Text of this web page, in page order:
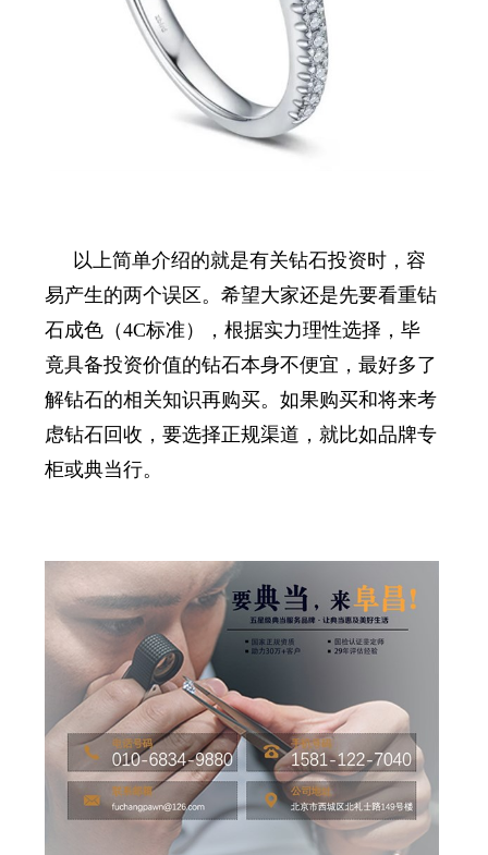
以上简单介绍的就是有关钻石投资时，容
易产生的两个误区。希望大家还是先要看重钻
石成色（4C标准），根据实力理性选择，毕
竟具备投资价值的钻石本身不便宜，最好多了
解钻石的相关知识再购买。如果购买和将来考
虑钻石回收，要选择正规渠道，就比如品牌专
柜或典当行。